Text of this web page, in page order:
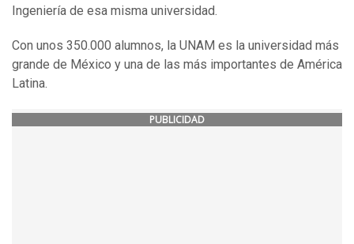
Ingeniería de esa misma universidad.
Con unos 350.000 alumnos, la UNAM es la universidad más
grande de México y una de las más importantes de América
Latina.
PUBLICIDAD